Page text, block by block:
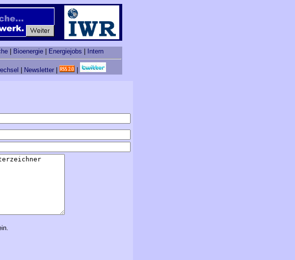
Bioenergie Energiejobs Intern
Newsletter